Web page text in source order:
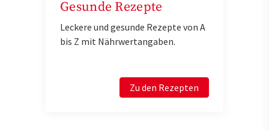
Gesunde Rezepte
Leckere und gesunde Rezepte von A
bis Z mit Nährwertangaben.
Zu den Rezepten